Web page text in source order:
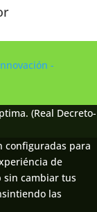
-
(Real Decreto-
configuradas para
de
sin cambiar tus
las